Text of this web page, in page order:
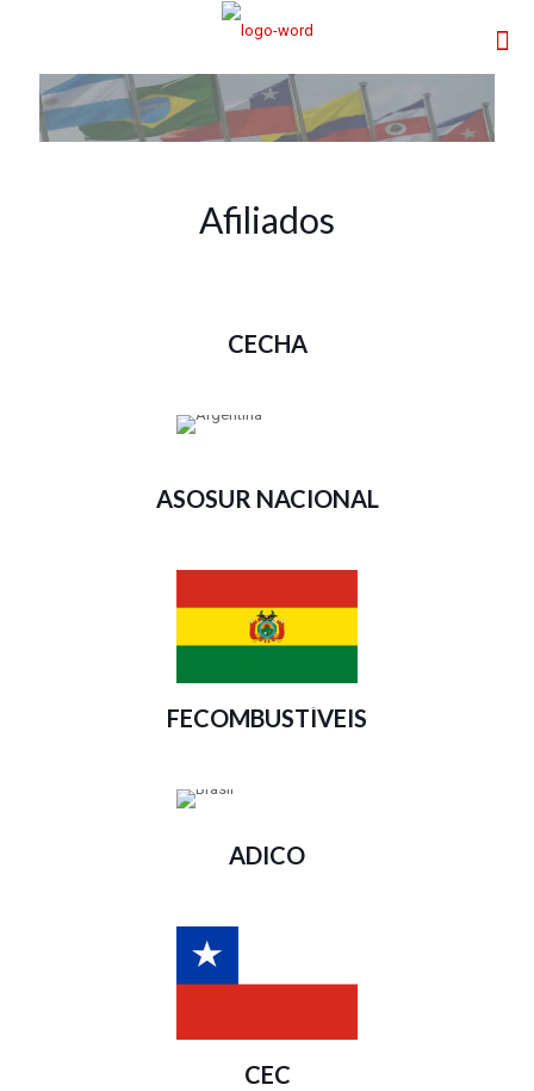
Afiliados
CECHA
ASOSUR NACIONAL
FECOMBUSTÍVEIS
ADICO
CEC